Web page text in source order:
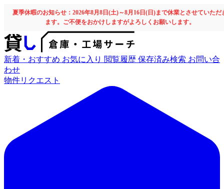
夏季休暇のお知らせ：2026年8月8日(土)～8月16日(日)まで休業とさせていただ
ます。ご不便をおかけしますがよろしくお願いします。
新着・おすすめ お気に入り 閲覧履歴 保存済み検索 お問い合
わせ
物件リクエスト